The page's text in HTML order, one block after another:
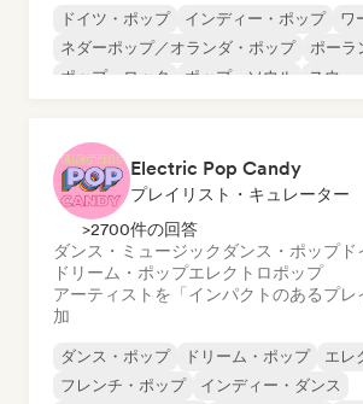
ドイツ・ポップ インディー・ポップ
ワ
ネダーポップ／オランダ・ポップ
ポーラ
ポップ・ロック
ポップ・ソウル スウェ
Electric Pop Candy
プレイリスト・キュレーター
>2700件の回答
ダンス・ミュージック ダンス・ポップド
ドリーム・ポップエレクトロポップ
アーティストを「インパクトのあるプレ
加
ダンス・ポップ ドリーム・ポップ
エレ
フレンチ・ポップ
インディー・ダンス